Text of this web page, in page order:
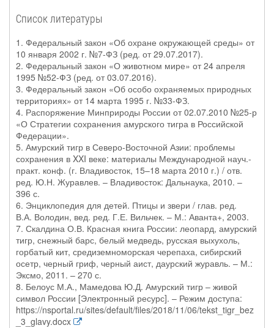
Список литературы
1. Федеральный закон «Об охране окружающей среды» от
10 января 2002 г. №7-ФЗ (ред. от 29.07.2017).
2. Федеральный закон «О животном мире» от 24 апреля
1995 №52-ФЗ (ред. от 03.07.2016).
3. Федеральный закон «Об особо охраняемых природных
территориях» от 14 марта 1995 г. №33-ФЗ.
4. Распоряжение Минприроды России от 02.07.2010 №25-р
«О Стратегии сохранения амурского тигра в Российской
Федерации».
5. Амурский тигр в Северо-Восточной Азии: проблемы
сохранения в XXI веке: материалы Международной науч.-
практ. конф. (г. Владивосток, 15–18 марта 2010 г.) / отв.
ред. Ю.Н. Журавлев. – Владивосток: Дальнаука, 2010. –
396 с.
6. Энциклопедия для детей. Птицы и звери / глав. ред.
В.А. Володин, вед. ред. Г.Е. Вильчек. – М.: Аванта+, 2003.
7. Скалдина О.В. Красная книга России: леопард, амурский
тигр, снежный барс, белый медведь, русская выхухоль,
горбатый кит, средиземноморская черепаха, сибирский
осетр, черный гриф, черный аист, даурский журавль. – М.:
Эксмо, 2011. – 270 с.
8. Белоус М.А., Мамедова Ю.Д. Амурский тигр – живой
символ России [Электронный ресурс]. – Режим доступа:
https://nsportal.ru/sites/default/files/2018/11/06/tekst_tigr_bez
_3_glavy.docx